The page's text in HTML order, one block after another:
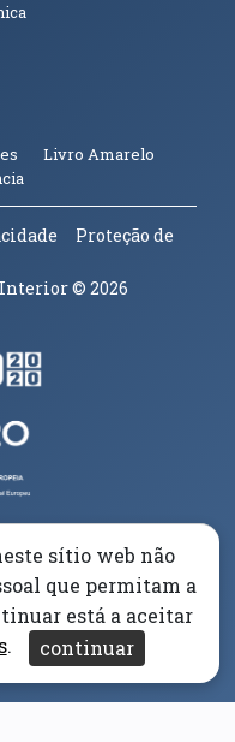
Livro Amarelo
(abre em nova janela)
Proteção de
Interior© 2026
(abre em nova janela)
(abre em nova janela)
sítio web não
que permitam a
está a aceitar
. continuar